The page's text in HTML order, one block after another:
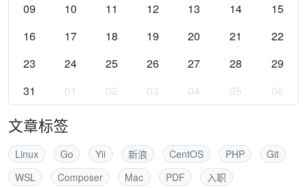
09
10 11 12 13 14
15
16
17 18 19 20 21
22
23
24 25 26 27 28
29
31
01 02 03 04 05 06
文章标签
Linux Go Yii 新浪 CentOS PHP
Git
WSL
Composer Mac PDF
入职